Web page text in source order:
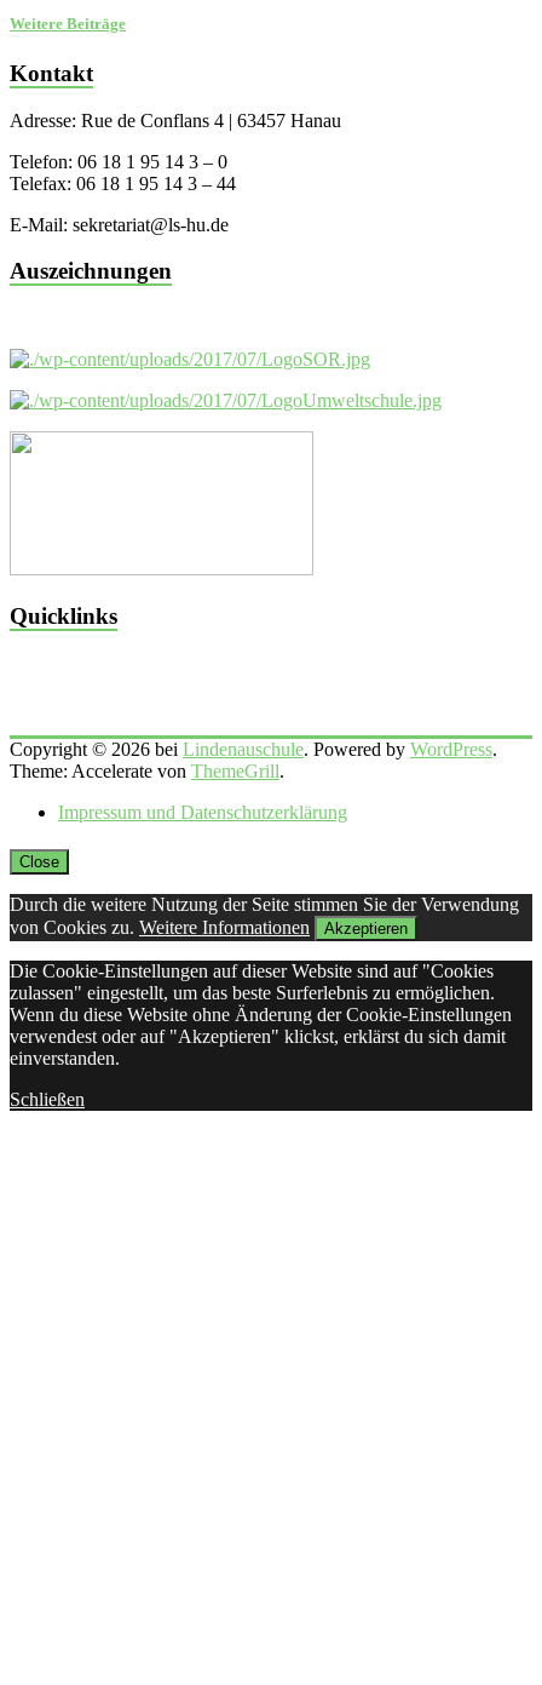
Weitere Beiträge
Kontakt
Adresse: Rue de Conflans 4 | 63457 Hanau
Telefon: 06 18 1 95 14 3 – 0
Telefax: 06 18 1 95 14 3 – 44
E-Mail: sekretariat@ls-hu.de
Auszeichnungen
Quicklinks
Copyright © 2026 bei Lindenauschule. Powered by WordPress.
Theme: Accelerate von ThemeGrill.
Impressum und Datenschutzerklärung
Close
Durch die weitere Nutzung der Seite stimmen Sie der Verwendung
von Cookies zu. Weitere Informationen Akzeptieren
Die Cookie-Einstellungen auf dieser Website sind auf "Cookies
zulassen" eingestellt, um das beste Surferlebnis zu ermöglichen.
Wenn du diese Website ohne Änderung der Cookie-Einstellungen
verwendest oder auf "Akzeptieren" klickst, erklärst du sich damit
einverstanden.
Schließen